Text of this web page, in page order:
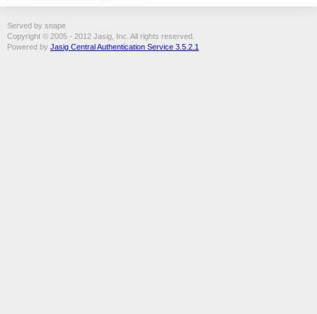
Served by snape
Copyright © 2005 - 2012 Jasig, Inc. All rights reserved.
Powered by Jasig Central Authentication Service 3.5.2.1